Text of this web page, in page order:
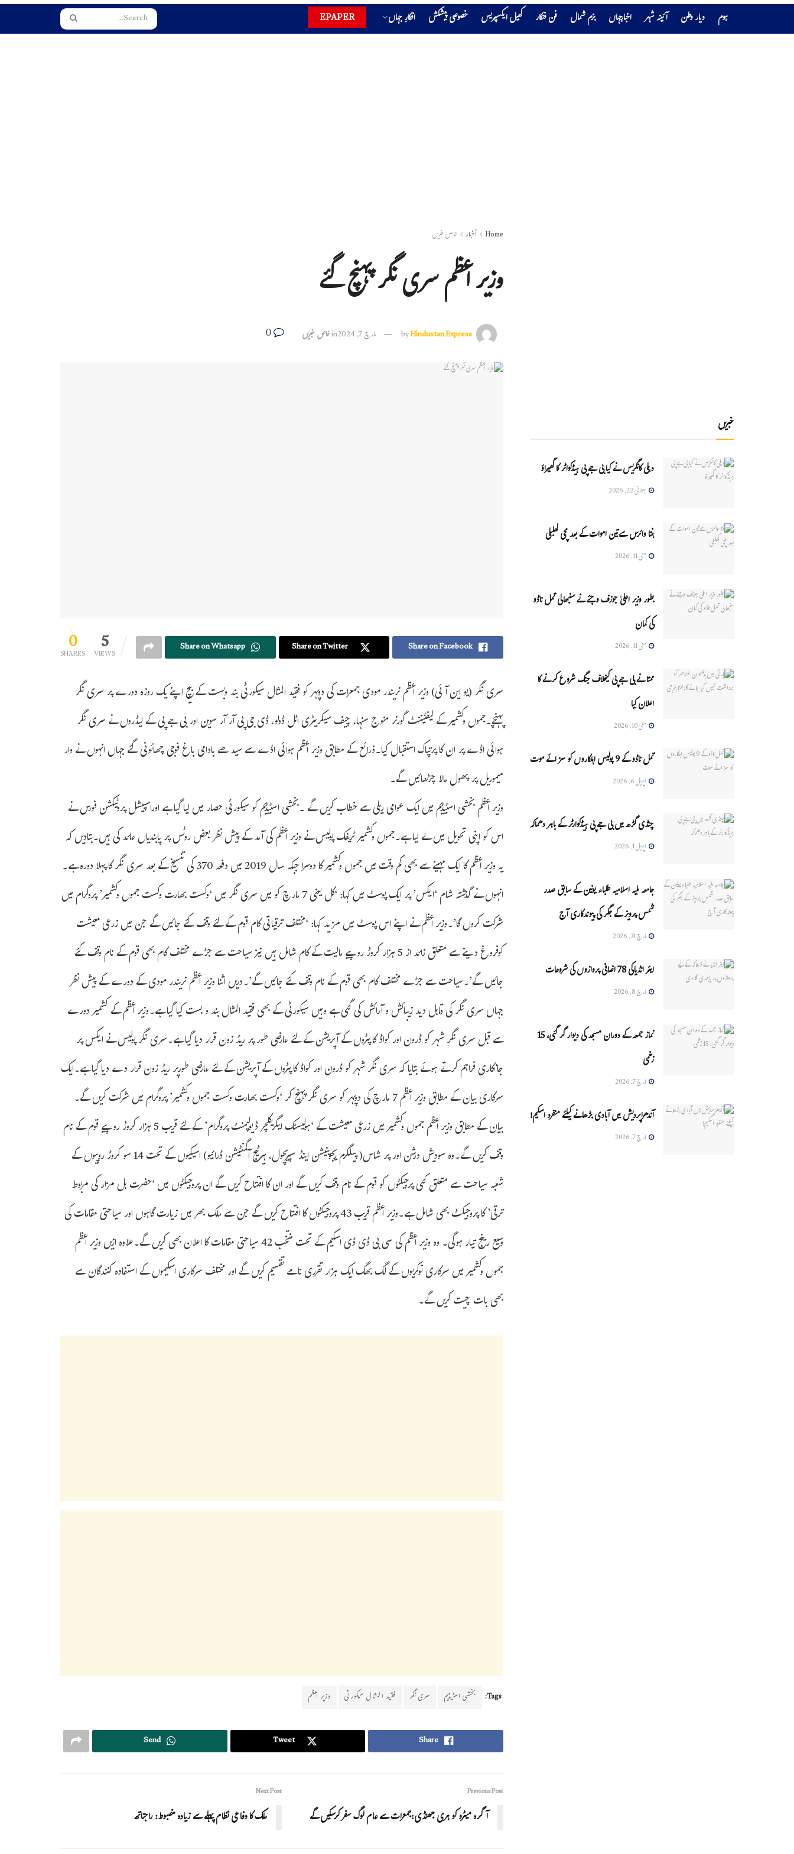
ہوم دیار وطن آئینہ شہر اخبارجہاں بزم شمال فن فنکار کھیل ایکسپریس خصوصی پیشکش افکارِ جہاں EPAPER
Home أخبار خاص خبریں
وزیر اعظم سری نگر پہنچ گئے
byHindustan Express مارچ 7, 2024 inخاص خبریں
0
SHARES 5
VIEWS Share on Facebook
Share on Twitter
Share on Whatsapp
سری نگر (یو این آئی) وزیر اعظم نریندر مودی جمعرات کی دوپہر کو فقید المثال سیکورٹی بند وبست کے بیچ اپنے یک روزہ دورے پر سری نگر
پہنچے۔جموں وکشمیر کے لیفٹیننٹ گورنر منوج سنہا، چیف سیکریٹری اٹل ڈولو، ڈی جی پی آر آر سوین اور بی جے پی کے لیڈروں نے سری نگر
ہوائی اڈے پر ان کا پرتپاک استقبال کیا۔ذرائع کے مطابق وزیر اعظم ہوائی اڈے سے سیدھے بادامی باغ فوجی چھائونی گئے جہاں انہوں نے وار
میموریل پر پھول مالا چڑھائیں گے۔
وزیر اعظم بخشی اسٹیڈیم میں ایک عوامی ریلی سے خطاب کریں گے ۔بخشی اسٹیڈیم کو سیکورٹی حصار میں لیا گیا ہے اوراسپیشل پروٹیکشن فورس نے
اس کو اپنی تحویل میں لے لیا ہے۔جموں وکشمیر ٹریفک پولیس نے وزیر اعظم کی آمد کے پیش نظر بعض روٹس پر پابندیاں عائد کی ہیں۔بتادیں کہ
یہ وزیر اعظم کا ایک مہینے سے بھی کم وقت میں جموں وکشمیر کا دوسرا جبکہ سال 2019 میں دفعہ 370 کی تنسیخ کے بعد سری نگر کا پہلا دورہ ہے۔
انہوں نے گذشتہ شام ‘ایکس’ پر ایک پوسٹ میں کہا: ‘کل یعنی 7 مارچ کو میں سری نگر میں ‘وکست بھارت وکست جموں وکشمیر’ پروگرام میں
شرکت کروں گا’۔وزیر اعظم نے اپنے اس پوسٹ میں مزید کہا: ‘مختلف ترقیاتی کام قوم کے لئے وقف کئے جائیں گے جن میں زرعی معیشت
کوفروغ دینے سے متعلق زائد از 5 ہزار کروڑ روپیے مالیت کے کام شامل ہیں نیز سیاحت سے جڑے مختلف کام بھی قوم کے نام وقف کئے
جائیں گے’۔سیاحت سے جڑے مختلف کام بھی قوم کے نام وقف کئے جائیں گے’۔دریں اثنا وزیر اعظم نریندر مودی کے دورے کے پیش نظر
جہاں سری نگر کی قابل دید زیبائش و آرائش کی گئی ہے وہیں سیکورٹی کے بھی فقید المثال بند و بست کیا گیا ہے۔وزیر اعظم کے کشمیر دورے
سے قبل سری نگر شہر کو ڈرون اور کواڈ کاپٹروں کے آپریشن کے لئے عارضی طور پر ریڈ زون قرار دیا گیا ہے۔سری نگر پولیس نے ایکس پر
جانکاری فراہم کرتے ہوئے بتایا کہ سری نگر شہر کو ڈرون اور کواڈ کاپٹروں کے آپریشن کے لئے عارضی طورپر ریڈ زون قرار دے دیا گیا ہے۔ایک
سرکاری بیان کے مطابق وزیر اعظم 7 مارچ کی دوپہر کو سری نگر پہنچ کر ‘وکست بھارت وکست جموں وکشمیر’ پروگرام میں شرکت کریں گے۔
بیان کے مطابق وزیر اعظم جموں وکشمیر میں زرعی معیشت کے ‘ہولیسٹک ایگریکلچر ڈیولپمنٹ پروگرام’ کے لئے قریب 5 ہزار کروڑ روپیے قوم کے نام
وقف کریں گے۔وہ سودیش درشن اور پر شاس( پیلگرم ریجوینیشن اینڈ سپریچول، ہیرٹیج آگمنٹیشن ڈرائیو) اسیکیوں کے تحت 14 سو کروڑ روپیوں کے
شعبہ سیاحت سے متعلق کئی پرجیکٹوں کو قوم کے نام وقف کریں گے اور ان کا افتتاح کریں گے ان پروجیکٹوں میں ‘حضرت بل مزار کی مربوط
ترقی’ کا پروجیکٹ بھی شامل ہے۔وزیر اعظم قریب 43 پروجیکٹوں کا افتتاح کریں گے جن سے ملک بھر میں زیارت گاہوں اور سیاحتی مقامات کی
وسیع رینج تیار ہوگی۔ وہ وزیر اعظم کی سی بی ڈی ڈی اسکیم کے تحت منتخب 42 سیاحتی مقامات کا اعلان بھی کریں گے۔علاوہ ازیں وزیر اعظم
جموں وکشمیر میں سرکاری نوکریوں کے لگ بھگ ایک ہزار تقرری نامے تقسیم کریں گے اور مختلف سرکاری اسکیموں کے استفادہ کنندگان سے
بھی بات چیت کریں گے۔
Tags: بخشی اسٹیڈیم سری نگر فقید المثال سیکورٹی وزیر اعظم
Share
Tweet
Send
Previous Post
آگرہ میٹرو کو ہری جھنڈی:جمعرات سے عام لوگ سفر کرسکیں گے
Next Post
ملک کا دفاعی نظام پہلے سے زیادہ مضبوط: راجناتھ
خبریں
دہلی کانگریس نے کیا بی جے پی ہیڈکواٹر کا گھیراؤ
جولائی 22, 2026
ہنتا وائرس سےتین اموات کے بعد مچی کھلبلی
مئی 11, 2026
بطور وزیر اعلیٰ جوزف وجئے نے سنبھالی تمل ناڈو
کی کمان
مئی 11, 2026
ممتا نے بی جے پی کیخلاف جنگ شروع کرنے کا
اعلان کیا
مئی 10, 2026
تمل ناڈو کے 9 پولیس اہلکاروں کو سزائے موت
اپریل 6, 2026
چنڈی گڑھ میں بی جے پی ہیڈکوارٹر کے باہر دھماکہ
اپریل 1, 2026
جامعہ ملیہ اسلامیہ طلباء یونین کے سابق صدر
شمس پرویز کے جگر کی پیوندکاری آج
مارچ 31, 2026
ایئر انڈیاکی 78 اضافی پروازوں کی شروعات
مارچ 8, 2026
نماز جمعہ کے دوران مسجد کی دیوار گر گئی، 15
زخمی
مارچ 7, 2026
آندھراپردیش میں آبادی بڑھانے کیلئے منفرد اسکیم!
مارچ 7, 2026